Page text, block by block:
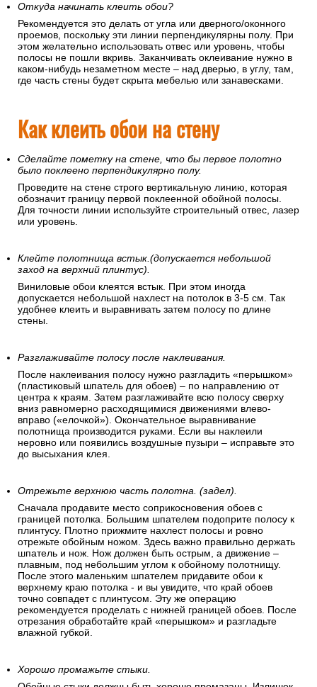
Откуда начинать клеить обои?
Рекомендуется это делать от угла или дверного/оконного
проемов, поскольку эти линии перпендикулярны полу. При
этом желательно использовать отвес или уровень, чтобы
полосы не пошли вкривь. Заканчивать оклеивание нужно в
каком-нибудь незаметном месте – над дверью, в углу, там,
где часть стены будет скрыта мебелью или занавесками.
Как клеить обои на стену
Сделайте пометку на стене, что бы первое полотно
было поклеено перпендикулярно полу.
Проведите на стене строго вертикальную линию, которая
обозначит границу первой поклеенной обойной полосы.
Для точности линии используйте строительный отвес, лазер
или уровень.
Клейте полотнища встык.(допускается небольшой
заход на верхний плинтус).
Виниловые обои клеятся встык. При этом иногда
допускается небольшой нахлест на потолок в 3-5 см. Так
удобнее клеить и выравнивать затем полосу по длине
стены.
Разглаживайте полосу после наклеивания.
После наклеивания полосу нужно разгладить «перышком»
(пластиковый шпатель для обоев) – по направлению от
центра к краям. Затем разглаживайте всю полосу сверху
вниз равномерно расходящимися движениями влево-
вправо («елочкой»). Окончательное выравнивание
полотнища производится руками. Если вы наклеили
неровно или появились воздушные пузыри – исправьте это
до высыхания клея.
Отрежьте верхнюю часть полотна. (задел).
Сначала продавите место соприкосновения обоев с
границей потолка. Большим шпателем подоприте полосу к
плинтусу. Плотно прижмите нахлест полосы и ровно
отрежьте обойным ножом. Здесь важно правильно держать
шпатель и нож. Нож должен быть острым, а движение –
плавным, под небольшим углом к обойному полотнищу.
После этого маленьким шпателем придавите обои к
верхнему краю потолка - и вы увидите, что край обоев
точно совпадет с плинтусом. Эту же операцию
рекомендуется проделать с нижней границей обоев. После
отрезания обработайте край «перышком» и разгладьте
влажной губкой.
Хорошо промажьте стыки.